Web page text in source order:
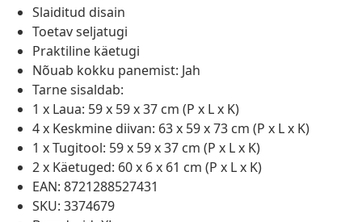
Slaiditud disain
Toetav seljatugi
Praktiline käetugi
Nõuab kokku panemist: Jah
Tarne sisaldab:
1 x Laua: 59 x 59 x 37 cm (P x L x K)
4 x Keskmine diivan: 63 x 59 x 73 cm (P x L x K)
1 x Tugitool: 59 x 59 x 37 cm (P x L x K)
2 x Käetuged: 60 x 6 x 61 cm (P x L x K)
EAN: 8721288527431
SKU: 3374679